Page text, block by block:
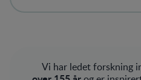
Vi har ledet forskning